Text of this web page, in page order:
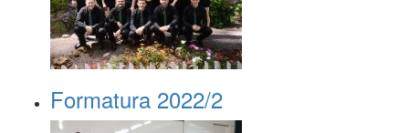
Formatura 2022/2